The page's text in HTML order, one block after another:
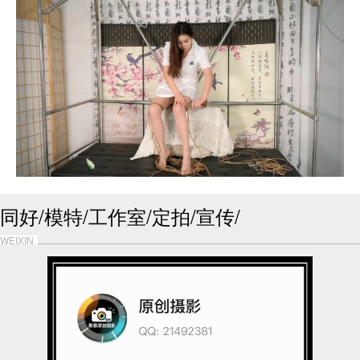
同好/模特/工作室/定拍/宣传/
WEIXIN